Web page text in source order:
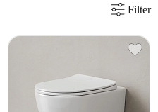
Filter